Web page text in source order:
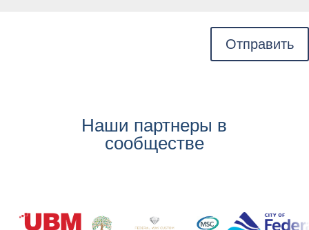
Отправить
Наши партнеры в
сообществе